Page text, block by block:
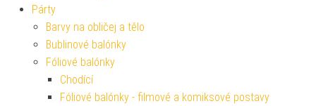
Párty
Barvy na obličej a tělo
Bublinové balónky
Fóliové balónky
Chodící
Fóliové balónky - filmové a komiksové postavy